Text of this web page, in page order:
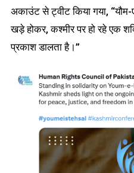
अकाउंट से ट्वीट किया गया,
खड़े होकर, कश्मीर पर हो रहे एक
प्रकाश डालता है।”